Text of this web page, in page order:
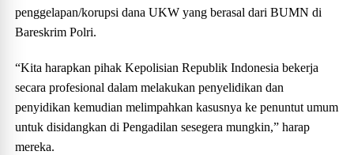
penggelapan/korupsi dana UKW yang berasal dari BUMN di
Bareskrim Polri.
“Kita harapkan pihak Kepolisian Republik Indonesia bekerja
secara profesional dalam melakukan penyelidikan dan
penyidikan kemudian melimpahkan kasusnya ke penuntut umum
untuk disidangkan di Pengadilan sesegera mungkin,” harap
mereka.